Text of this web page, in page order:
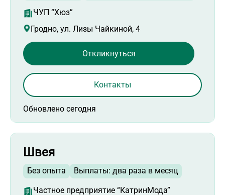
ЧУП “Хюз”
Гродно, ул. Лизы Чайкиной, 4
Обновлено сегодня
Откликнуться
Контакты
Швея
Без опыта Выплаты: два раза в месяц
Частное предприятие “КатринМода”